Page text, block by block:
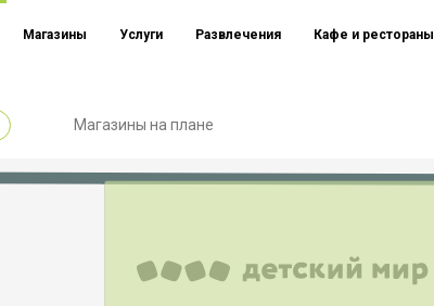
Магазины Услуги Развлечения Кафе и рестораны
Магазины на плане